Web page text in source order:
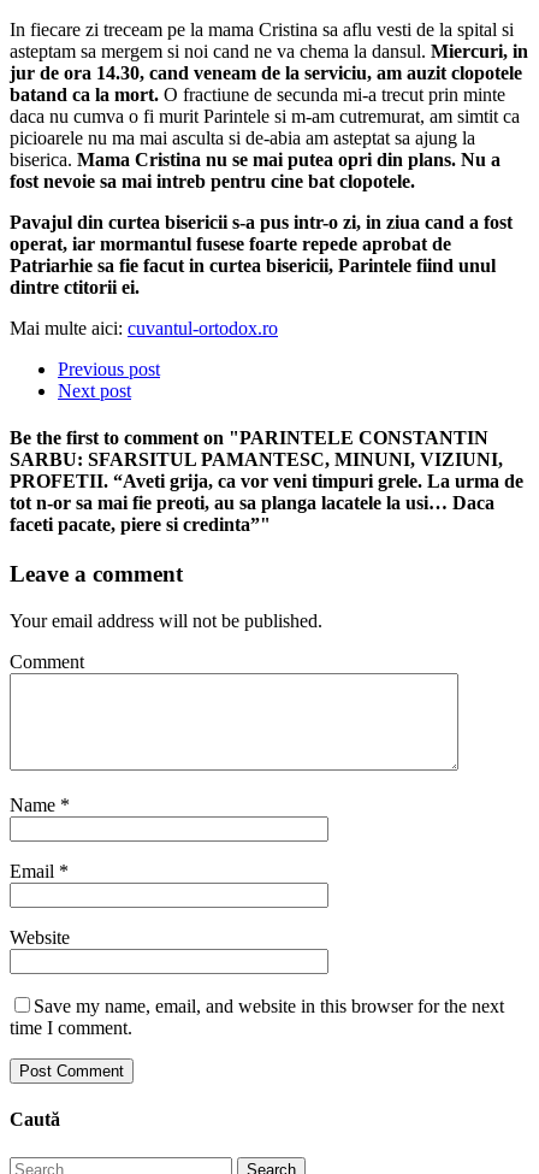
In fiecare zi treceam pe la mama Cristina sa aflu vesti de la spital si
asteptam sa mergem si noi cand ne va chema la dansul. Miercuri, in
jur de ora 14.30, cand veneam de la servi­ciu, am auzit clopotele
batand ca la mort. O fractiune de secunda mi-a trecut prin minte
daca nu cumva o fi murit Parintele si m-am cutremurat, am simtit ca
picioarele nu ma mai asculta si de-abia am asteptat sa ajung la
biserica. Mama Cristina nu se mai putea opri din plans. Nu a
fost nevoie sa mai intreb pentru cine bat clopotele.
Pavajul din curtea bisericii s-a pus intr-o zi, in ziua cand a fost
operat, iar mormantul fusese foarte repede aprobat de
Patriarhie sa fie facut in curtea bisericii, Parintele fiind unul
dintre ctitorii ei.
Mai multe aici: cuvantul-ortodox.ro
Previous post
Next post
Be the first to comment on "PARINTELE CONSTANTIN
SARBU: SFARSITUL PAMANTESC, MINUNI, VIZIUNI,
PROFETII. “Aveti grija, ca vor veni timpuri grele. La urma de
tot n-or sa mai fie preoti, au sa planga lacatele la usi… Daca
faceti pacate, piere si credinta”"
Leave a comment
Your email address will not be published.
Comment
Name *
Email *
Website
Save my name, email, and website in this browser for the next
time I comment.
Caută
Search